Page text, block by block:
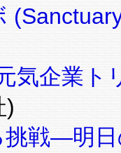
気企業ト
)
挑戦―明